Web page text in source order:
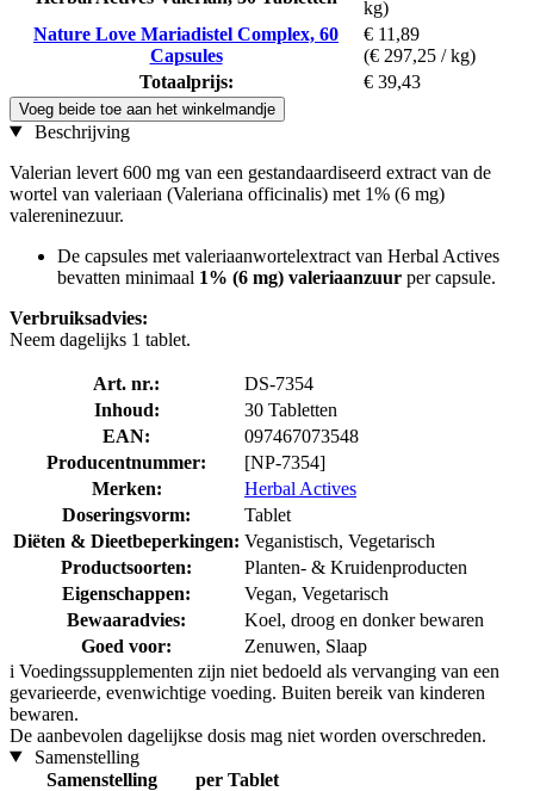
kg)
Nature Love Mariadistel Complex, 60
Capsules
€ 11,89
(€ 297,25 / kg)
Totaalprijs:
€ 39,43
Voeg beide toe aan het winkelmandje
Beschrijving
Valerian levert 600 mg van een gestandaardiseerd extract van de
wortel van valeriaan (Valeriana officinalis) met 1% (6 mg)
valereninezuur.
De capsules met valeriaanwortelextract van Herbal Actives
bevatten minimaal 1% (6 mg) valeriaanzuur per capsule.
Verbruiksadvies:
Neem dagelijks 1 tablet.
Art. nr.:
DS-7354
Inhoud:
30 Tabletten
EAN:
097467073548
Producentnummer:
[NP-7354]
Merken:
Herbal Actives
Doseringsvorm:
Tablet
Diëten & Dieetbeperkingen: Veganistisch, Vegetarisch
Productsoorten:
Planten- & Kruidenproducten
Eigenschappen:
Vegan, Vegetarisch
Bewaaradvies:
Koel, droog en donker bewaren
Goed voor:
Zenuwen, Slaap
i Voedingssupplementen zijn niet bedoeld als vervanging van een
gevarieerde, evenwichtige voeding. Buiten bereik van kinderen
bewaren.
De aanbevolen dagelijkse dosis mag niet worden overschreden.
Samenstelling
Samenstelling
per Tablet